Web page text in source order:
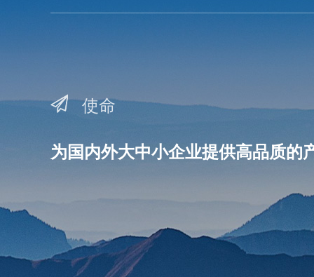
使命
为国内外大中小企业提供高品质的